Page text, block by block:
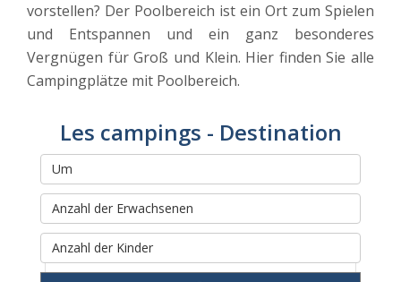
vorstellen? Der Poolbereich ist ein Ort zum Spielen
und Entspannen und ein ganz besonderes
Vergnügen für Groß und Klein. Hier finden Sie alle
Campingplätze mit Poolbereich.
Les campings - Destination
Rechercher et réserver votre
séjour